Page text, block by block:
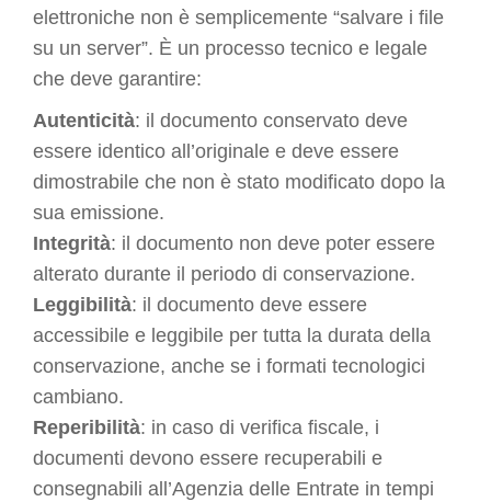
elettroniche non è semplicemente “salvare i file
su un server”. È un processo tecnico e legale
che deve garantire:
Autenticità: il documento conservato deve
essere identico all’originale e deve essere
dimostrabile che non è stato modificato dopo la
sua emissione.
Integrità: il documento non deve poter essere
alterato durante il periodo di conservazione.
Leggibilità: il documento deve essere
accessibile e leggibile per tutta la durata della
conservazione, anche se i formati tecnologici
cambiano.
Reperibilità: in caso di verifica fiscale, i
documenti devono essere recuperabili e
consegnabili all’Agenzia delle Entrate in tempi